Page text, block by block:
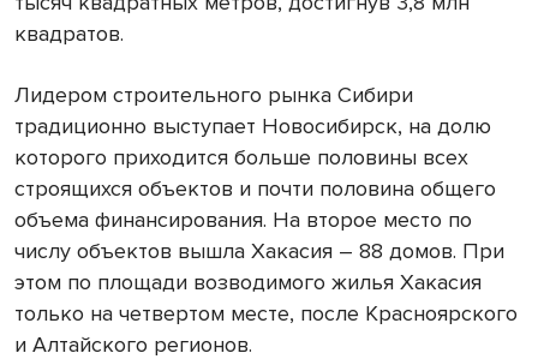
квадратов.
Лидером строительного рынка Сибири
традиционно выступает Новосибирск, на долю
которого приходится больше половины всех
строящихся объектов и почти половина общего
объема финансирования. На второе место по
числу объектов вышла Хакасия – 88 домов. При
этом по площади возводимого жилья Хакасия
только на четвертом месте, после Красноярского
и Алтайского регионов.